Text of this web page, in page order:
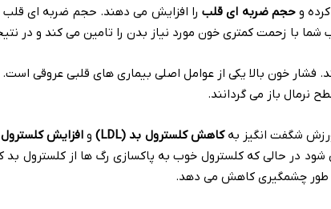
وحجم ضربه ای قلبرا افزایش می دهند. حجم ضربه ای قلب
با زحمت کمتری خون مورد نیاز بدن را تامین می کند و در
فشار خون بالا یکی از عوامل اصلی بیماری های قلبی عروقی
نرمال باز می گردانند.
شگفت انگیز بهکاهش کلسترول بد(LDL) وافزایش
در حالی که کلسترول خوب به پاکسازی رگ ها از کلسترول
طور چشمگیری کاهش می دهد.